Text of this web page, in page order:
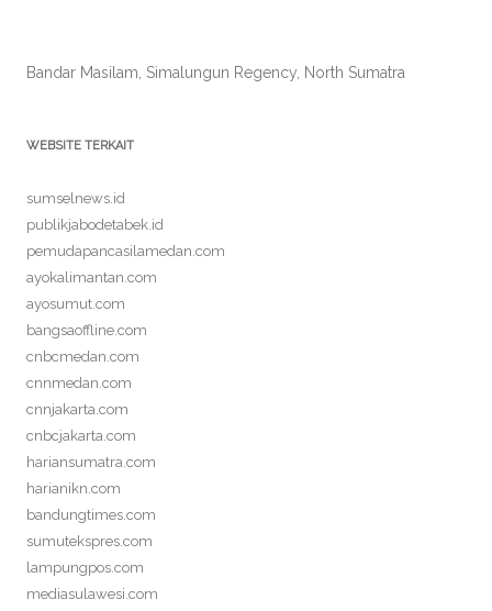
Bandar Masilam, Simalungun Regency, North Sumatra
WEBSITE TERKAIT
sumselnews.id
publikjabodetabek.id
pemudapancasilamedan.com
ayokalimantan.com
ayosumut.com
bangsaoffline.com
cnbcmedan.com
cnnmedan.com
cnnjakarta.com
cnbcjakarta.com
hariansumatra.com
harianikn.com
bandungtimes.com
sumutekspres.com
lampungpos.com
mediasulawesi.com